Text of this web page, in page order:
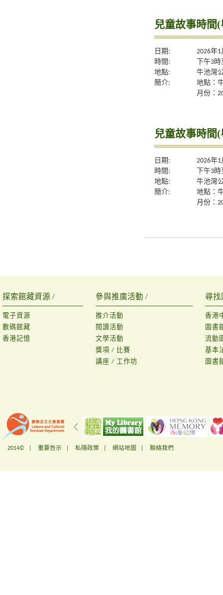
兒童故事時間
日期:
2026年
時間:
下午3
地點:
牛池灣
簡介:
地點：
月份：
兒童故事時間
日期:
2026年
時間:
下午3
地點:
牛池灣
簡介:
地點：
月份：
探索館藏資源 /
電子資源
數碼館藏
香港記憶
參與推廣活動 /
推介活動
閱讀活動
文學活動
獎項 / 比賽
講座 / 工作坊
尋找
香港
圖書
流動
基本
圖書
2014© | 重要告示 私隱政策 網站地圖 聯絡我們